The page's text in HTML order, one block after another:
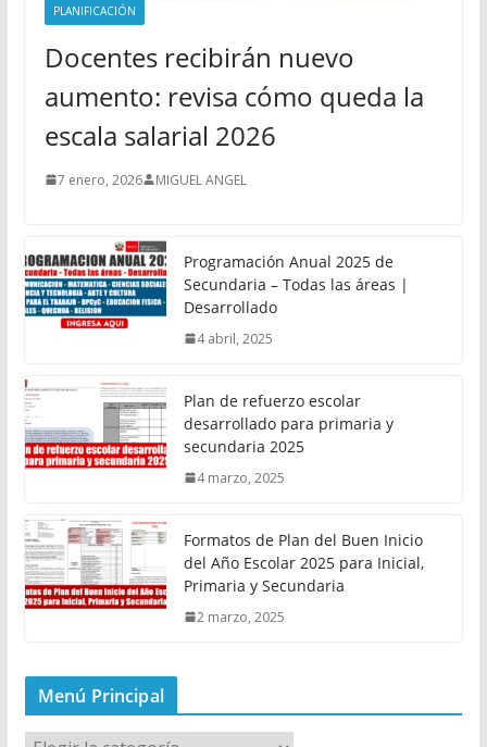
PLANIFICACIÓN
Docentes recibirán nuevo
aumento: revisa cómo queda la
escala salarial 2026
7 enero, 2026 MIGUEL ANGEL
Programación Anual 2025 de
Secundaria – Todas las áreas |
Desarrollado
4 abril, 2025
Plan de refuerzo escolar
desarrollado para primaria y
secundaria 2025
4 marzo, 2025
Formatos de Plan del Buen Inicio
del Año Escolar 2025 para Inicial,
Primaria y Secundaria
2 marzo, 2025
Menú Principal